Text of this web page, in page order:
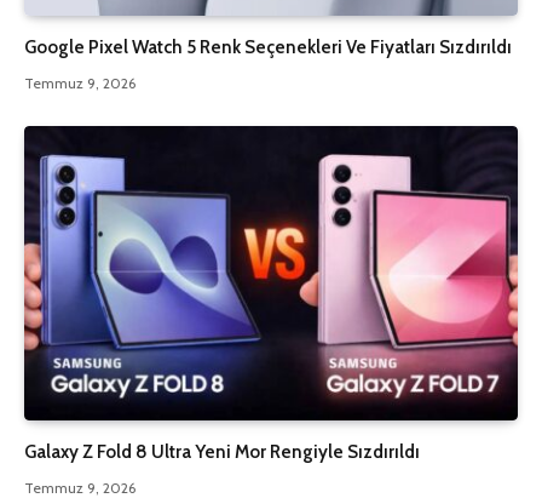
Google Pixel Watch 5 Renk Seçenekleri Ve Fiyatları Sızdırıldı
Temmuz 9, 2026
Galaxy Z Fold 8 Ultra Yeni Mor Rengiyle Sızdırıldı
Temmuz 9, 2026